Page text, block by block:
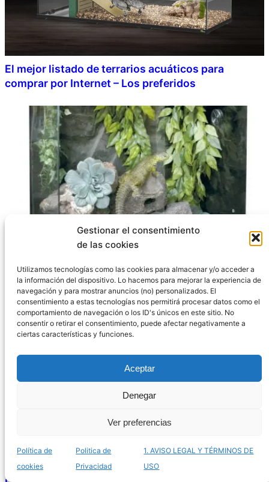
Gestionar el consentimiento
de las cookies
Utilizamos tecnologías como las cookies para almacenar y/o acceder a
la información del dispositivo. Lo hacemos para mejorar la experiencia de
navegación y para mostrar anuncios (no) personalizados. El
consentimiento a estas tecnologías nos permitirá procesar datos como el
comportamiento de navegación o los ID's únicos en este sitio. No
consentir o retirar el consentimiento, puede afectar negativamente a
ciertas características y funciones.
Aceptar
Denegar
Ver preferencias
Política de
cookies
Politica de
Privacidad
1. AVISO LEGAL Y TÉRMINOS DE
USO
El mejor listado de terrarios acuáticos para
comprar por Internet – Los preferidos
El mejor listado de terrarios ICA para comprar por
Internet – Los más innovadores
Listado de terrarios mayas para comprar online –